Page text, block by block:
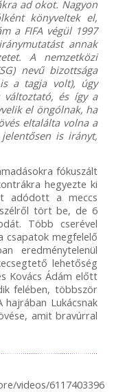
ad okot. Nagyon
könyveltek el,
a FIFA végül 1997
annak
A nemzetközi
nevű bizottsága
a tagja volt), úgy
és így a
el öngólnak, ha
eltalálta volna a
is irányt,
fókuszált
hegyezte ki
adódott a meccs
tört be, de 6
Több cserével
csapatok megfelelő
eredménytelenül
lehetőség
Kovács Ádám előtt
felében, többször
Lukácsnak
amit bravúrral
videos/